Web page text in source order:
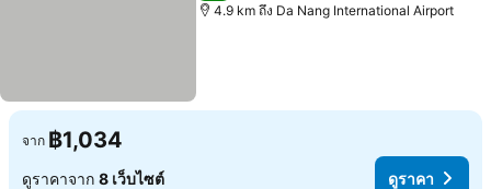
4.9 km ถึง Da Nang International Airport
จาก ฿1,034
ดูราคาจาก 8 เว็บไซต์ ดูราคา